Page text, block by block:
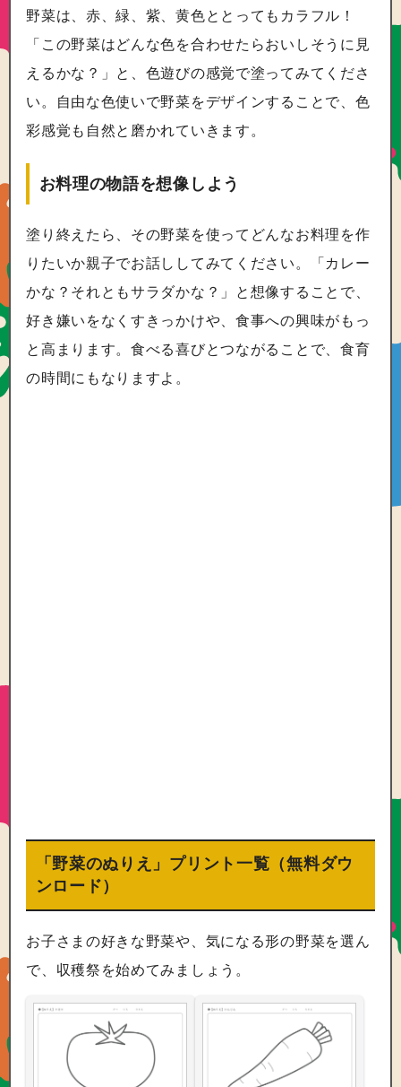
野菜は、赤、緑、紫、黄色ととってもカラフル！
「この野菜はどんな色を合わせたらおいしそうに見
えるかな？」と、色遊びの感覚で塗ってみてくださ
い。自由な色使いで野菜をデザインすることで、色
彩感覚も自然と磨かれていきます。
お料理の物語を想像しよう
塗り終えたら、その野菜を使ってどんなお料理を作
りたいか親子でお話ししてみてください。「カレー
かな？それともサラダかな？」と想像することで、
好き嫌いをなくすきっかけや、食事への興味がもっ
と高まります。食べる喜びとつながることで、食育
の時間にもなりますよ。
「野菜のぬりえ」プリント一覧（無料ダウ
ンロード）
お子さまの好きな野菜や、気になる形の野菜を選ん
で、収穫祭を始めてみましょう。